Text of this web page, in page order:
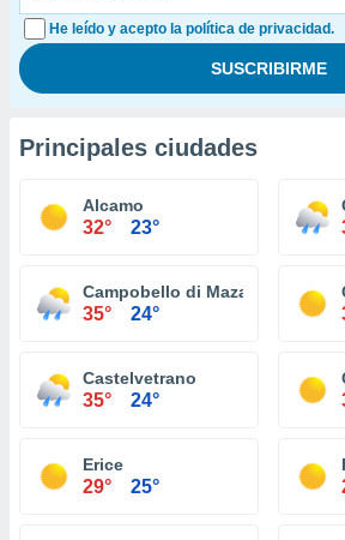
He leído y acepto la política de privacidad.
Principales ciudades
Alcamo
32° 23°
Campobello di Mazara
35° 24°
Castelvetrano
35° 24°
Erice
29° 25°